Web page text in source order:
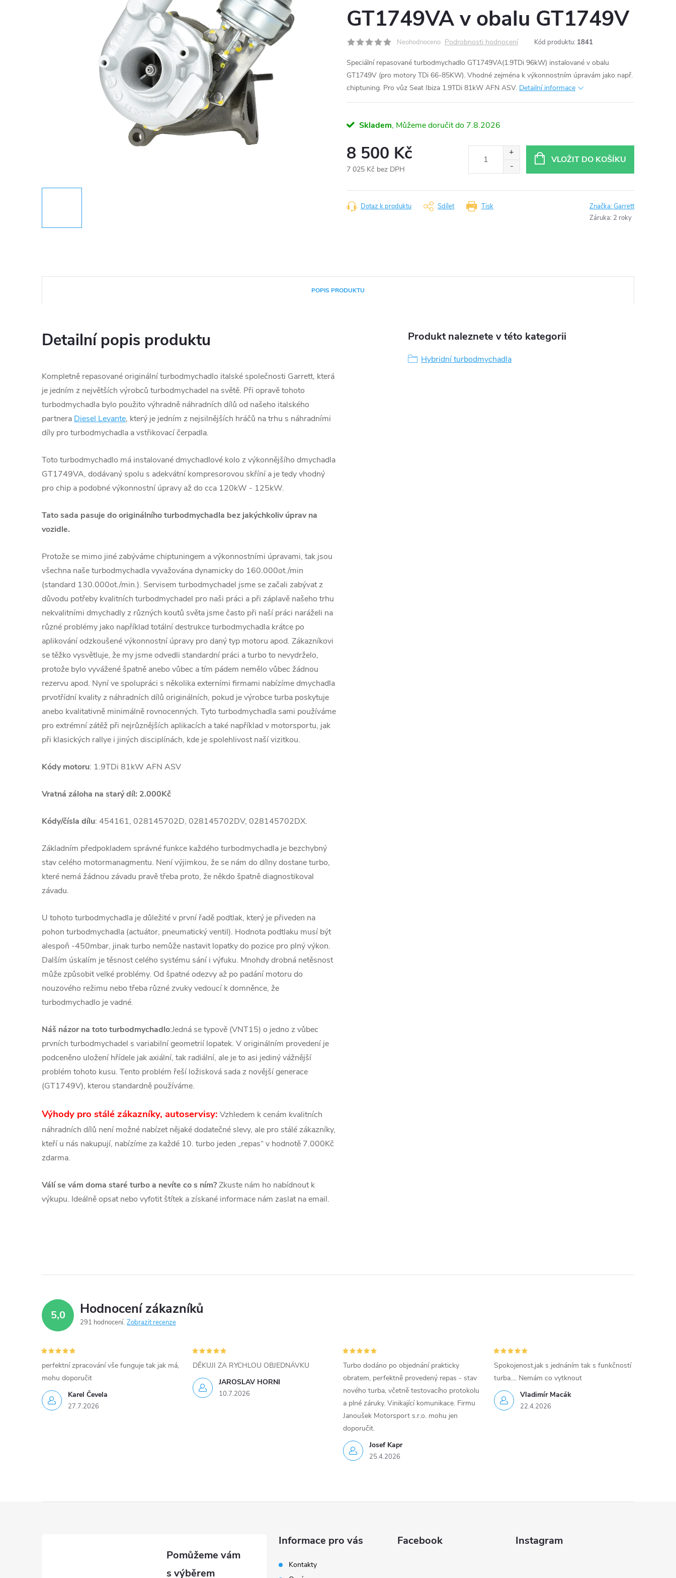
GT1749VA v obalu GT1749V
Neohodnoceno Podrobnosti hodnocení Kód produktu: 1841
Speciální repasované turbodmychadlo GT1749VA(1.9TDi 96kW) instalované v obalu
GT1749V (pro motory TDi 66-85KW). Vhodné zejména k výkonnostním úpravám jako např.
chiptuning. Pro vůz Seat Ibiza 1.9TDi 81kW AFN ASV. Detailní informace
Skladem 7.8.2026
8 500 Kč
7 025 Kč bez DPH
cena:
VLOŽIT DO KOŠÍKU
Tisk
Dotaz k produktu Sdílet Značka:Garrett
Záruka: 2 roky
POPIS PRODUKTU
Detailní popis produktu
Kompletně repasované originální turbodmychadlo italské společnosti Garrett, která
je jedním z největších výrobců turbodmychadel na světě. Při opravě tohoto
turbodmychadla bylo použito výhradně náhradních dílů od našeho italského
partnera Diesel Levante, který je jedním z nejsilnějších hráčů na trhu s náhradními
díly pro turbodmychadla a vstřikovací čerpadla.
Toto turbodmychadlo má instalované dmychadlové kolo z výkonnějšího dmychadla
GT1749VA, dodávaný spolu s adekvátní kompresorovou skříní a je tedy vhodný
pro chip a podobné výkonnostní úpravy až do cca 120kW - 125kW.
Tato sada pasuje do originálního turbodmychadla bez jakýchkoliv úprav na
vozidle.
Protože se mimo jiné zabýváme chiptuningem a výkonnostními úpravami, tak jsou
všechna naše turbodmychadla vyvažována dynamicky do 160.000ot./min
(standard 130.000ot./min.). Servisem turbodmychadel jsme se začali zabývat z
důvodu potřeby kvalitních turbodmychadel pro naši práci a při záplavě našeho trhu
nekvalitními dmychadly z různých koutů světa jsme často při naší práci naráželi na
různé problémy jako například totální destrukce turbodmychadla krátce po
aplikování odzkoušené výkonnostní úpravy pro daný typ motoru apod. Zákazníkovi
se těžko vysvětluje, že my jsme odvedli standardní práci a turbo to nevydrželo,
protože bylo vyvážené špatně anebo vůbec a tím pádem nemělo vůbec žádnou
rezervu apod. Nyní ve spolupráci s několika externími firmami nabízíme dmychadla
prvotřídní kvality z náhradních dílů originálních, pokud je výrobce turba poskytuje
anebo kvalitativně minimálně rovnocenných. Tyto turbodmychadla sami používáme
pro extrémní zátěž při nejrůznějších aplikacích a také například v motorsportu, jak
při klasických rallye i jiných disciplínách, kde je spolehlivost naší vizitkou.
Kódy motoru: 1.9TDi 81kW AFN ASV
Vratná záloha na starý díl: 2.000Kč
Kódy/čísla dílu: 454161, 028145702D, 028145702DV, 028145702DX.
Základním předpokladem správné funkce každého turbodmychadla je bezchybný
stav celého motormanagmentu. Není výjimkou, že se nám do dílny dostane turbo,
které nemá žádnou závadu pravě třeba proto, že někdo špatně diagnostikoval
závadu.
U tohoto turbodmychadla je důležité v první řadě podtlak, který je přiveden na
pohon turbodmychadla (actuátor, pneumatický ventil). Hodnota podtlaku musí být
alespoň -450mbar, jinak turbo nemůže nastavit lopatky do pozice pro plný výkon.
Dalším úskalím je těsnost celého systému sání i výfuku. Mnohdy drobná netěsnost
může způsobit velké problémy. Od špatné odezvy až po padání motoru do
nouzového režimu nebo třeba různé zvuky vedoucí k domněnce, že
turbodmychadlo je vadné.
Náš názor na toto turbodmychadlo:Jedná se typově (VNT15) o jedno z vůbec
prvních turbodmychadel s variabilní geometrií lopatek. V originálním provedení je
podceněno uložení hřídele jak axiální, tak radiální, ale je to asi jediný vážnější
problém tohoto kusu. Tento problém řeší ložisková sada z novější generace
(GT1749V), kterou standardně používáme.
Výhody pro stálé zákazníky, autoservisy: Vzhledem k cenám kvalitních
náhradních dílů není možné nabízet nějaké dodatečné slevy, ale pro stálé zákazníky,
kteří u nás nakupují, nabízíme za každé 10. turbo jeden „repas“ v hodnotě 7.000Kč
zdarma.
Válí se vám doma staré turbo a nevíte co s ním?Zkuste nám ho nabídnout k
výkupu. Ideálně opsat nebo vyfotit štítek a získané informace nám zaslat na email.
Produkt naleznete v této kategorii
Hybridní turbodmychadla
5,0 Hodnocení zákazníků
291 hodnocení Zobrazit recenze
Karel Čevela
27.7.2026
perfektní zpracování vše funguje tak jak má,
mohu doporučit
JAROSLAV HORNI
10.7.2026
DĚKUJI ZA RYCHLOU OBJEDNÁVKU
Josef Kapr
25.4.2026
Turbo dodáno po objednání prakticky
obratem, perfektně provedený repas - stav
nového turba, včetně testovacího protokolu
a plné záruky. Vinikající komunikace. Firmu
Janoušek Motorsport s.r.o. mohu jen
doporučit.
Vladimír Macák
22.4.2026
Spokojenost,jak s jednáním tak s funkčností
turba.... Nemám co vytknout
Informace pro vás
Kontakty
Facebook Instagram